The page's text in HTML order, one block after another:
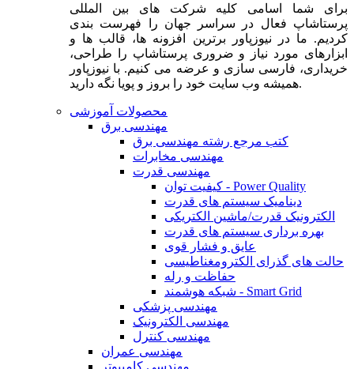
برای شما اسامی کلیه شرکت های بین المللی
پرستاشاپ فعال در سراسر جهان را فهرست بندی
کردیم. ما در نیوزپاور برترین افزونه ها، قالب ها و
ابزارهای مورد نیاز و ضروری پرستاشاپ را طراحی،
خریداری، فارسی سازی و عرضه می کنیم. با نیوزپاور
همیشه وب سایت خود را بروز و پویا نگه دارید.
محصولات آموزشی
مهندسی برق
کتب مرجع رشته مهندسی برق
مهندسی مخابرات
مهندسی قدرت
کیفیت توان - Power Quality
دینامیک سیستم های قدرت
الکترونیک قدرت/ماشین الکتریکی
بهره برداری سیستم های قدرت
عایق و فشار قوی
حالت های گذرای الکترومغناطیسی
حفاظت و رله
شبکه هوشمند - Smart Grid
مهندسی پزشکی
مهندسی الکترونیک
مهندسی کنترل
مهندسی عمران
مهندسی کامپیوتر